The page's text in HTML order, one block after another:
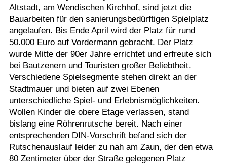
Verkehr
Gesundheit
Kultur
Sport
Termine
Kostenlos
Altstadt, am Wendischen Kirchhof, sind jetzt die
Bauarbeiten für den sanierungsbedürftigen Spielplatz
angelaufen. Bis Ende April wird der Platz für rund
50.000 Euro auf Vordermann gebracht. Der Platz
wurde Mitte der 90er Jahre errichtet und erfreute sich
bei Bautzenern und Touristen großer Beliebtheit.
Verschiedene Spielsegmente stehen direkt an der
Stadtmauer und bieten auf zwei Ebenen
unterschiedliche Spiel- und Erlebnismöglichkeiten.
Wollen Kinder die obere Etage verlassen, stand
bislang eine Röhrenrutsche bereit. Nach einer
entsprechenden DIN-Vorschrift befand sich der
Rutschenauslauf leider zu nah am Zaun, der den etwa
80 Zentimeter über der Straße gelegenen Platz